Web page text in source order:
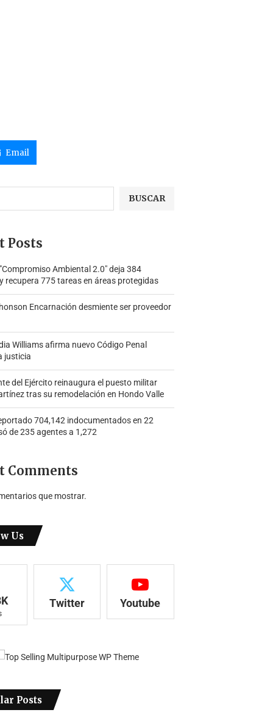
Email
BUSCAR
Posts
Ambiental 2.0″ deja 384
recupera 775 tareas en áreas protegidas
Encarnación desmiente ser proveedor
Williams afirma nuevo Código Penal
justicia
del Ejército reinaugura el puesto militar
tras su remodelación en Hondo Valle
704,142 indocumentados en 22
de 235 agentes a 1,272
Comments
que mostrar.
Us
Twitter Youtube
Posts